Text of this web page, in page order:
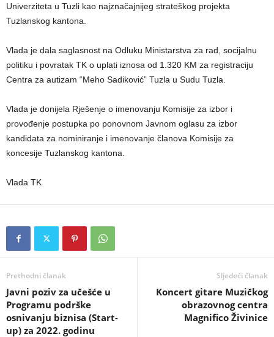
Univerziteta u Tuzli kao najznačajnijeg strateškog projekta
Tuzlanskog kantona.
Vlada je dala saglasnost na Odluku Ministarstva za rad, socijalnu
politiku i povratak TK o uplati iznosa od 1.320 KM za registraciju
Centra za autizam “Meho Sadiković” Tuzla u Sudu Tuzla.
Vlada je donijela Rješenje o imenovanju Komisije za izbor i
provođenje postupka po ponovnom Javnom oglasu za izbor
kandidata za nominiranje i imenovanje članova Komisije za
koncesije Tuzlanskog kantona.
Vlada TK
Prethodni članak
Javni poziv za učešće u
Programu podrške
osnivanju biznisa (Start-
up) za 2022. godinu
Sljedeći članak
Koncert gitare Muzičkog
obrazovnog centra
Magnifico Živinice